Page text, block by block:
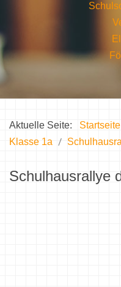
Aktuelle Seite: Startseite
Klasse 1a
Schulhausrallye